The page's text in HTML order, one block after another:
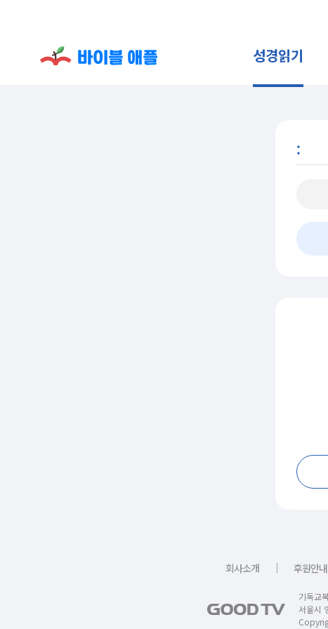
성경읽기
:
회사소개 ｜ 후원안내
기독교
서울시